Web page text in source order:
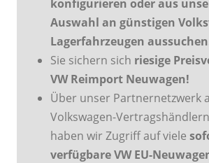
konfigurieren oder aus
Auswahl an günstigen
Lagerfahrzeugen
Sie sichern sich riesige
VW Reimport Neuwagen!
Über unser Partnernetzwerk
Volkswagen-
haben wir Zugriff auf viele
verfügbare VW EU-